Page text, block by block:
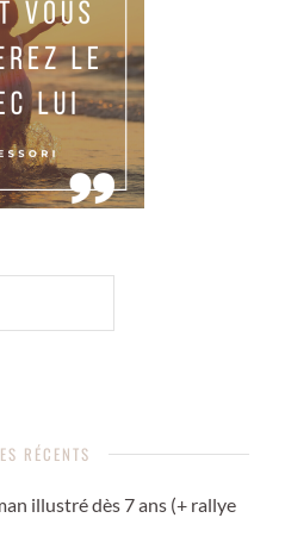
RÉCENTS
illustré dès 7 ans (+ rallye